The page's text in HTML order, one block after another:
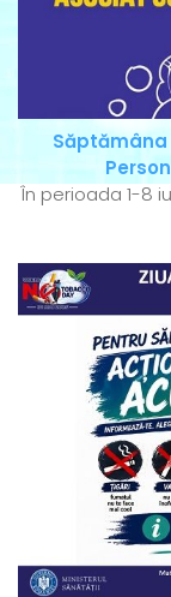
Săptămâna
În perioada 1-8